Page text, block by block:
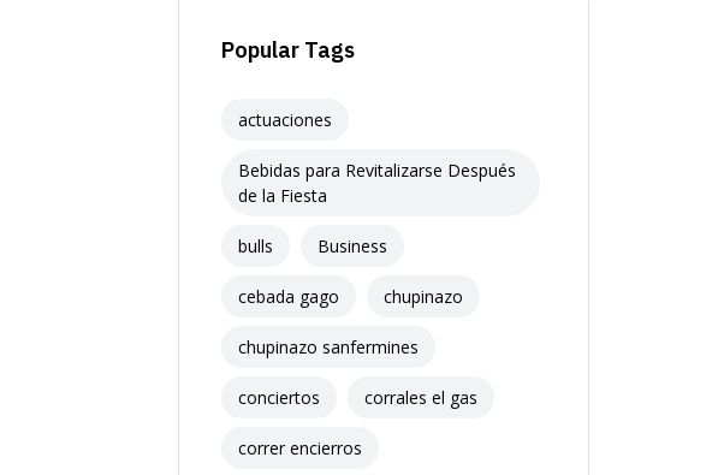
Popular Tags
actuaciones
Bebidas para Revitalizarse Después
de la Fiesta
bulls Business
cebada gago chupinazo
chupinazo sanfermines
conciertos corrales el gas
correr encierros